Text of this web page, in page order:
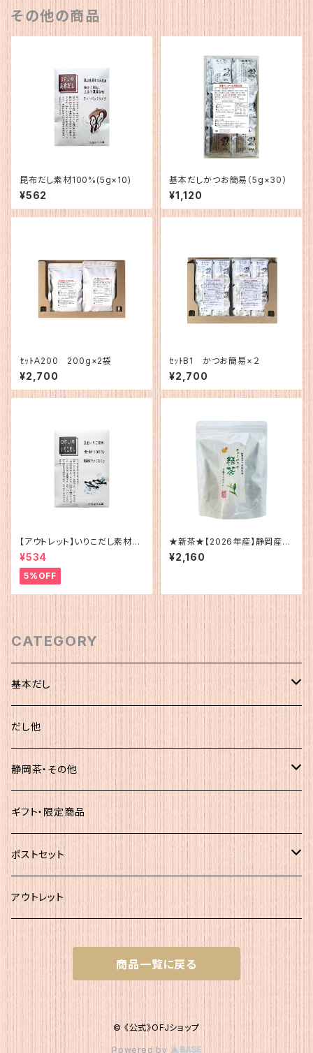
その他の商品
昆布だし素材100%(5g×10)
¥562
基本だしかつお簡易（5g×30）
¥1,120
ｾｯﾄＡ200 200g×2袋
¥2,700
ｾｯﾄB1 かつお簡易×２
¥2,700
【アウトレット】いりこだし素材10
0%(15g×4)
¥534
5%OFF
★新茶★【2026年産】静岡産
ティーバッグ緑茶（水・お湯用）
¥2,160
CATEGORY
基本だし
化粧袋（5ｇ×12）
簡易（5ｇ×30）
大袋
だし他
静岡茶・その他
静岡茶
その他
ギフト・限定商品
ポストセット
★初回お試し!!
ｾｯﾄＡ（かつお大袋）
ｾｯﾄＡ200
ｾｯﾄＡ300
ｾｯﾄB（簡易包装）
ｾｯﾄB1 かつお簡易×２
ｾｯﾄC（200g+簡易）
アウトレット
商品一覧に戻る
© 《公式》OFJショップ
Powered by